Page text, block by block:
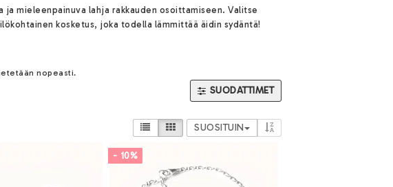
mieleenpainuva lahja rakkauden osoittamiseen. Valitse
kosketus, joka todella lämmittää äidin sydäntä!
nopeasti.
SUODATTIMET
SUOSITUIN
- 10%